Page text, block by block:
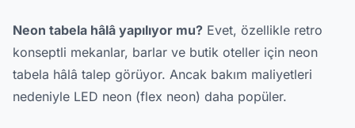
Neon tabela hâlâ yapılıyor mu? Evet, özellikle retro
konseptli mekanlar, barlar ve butik oteller için neon
tabela hâlâ talep görüyor. Ancak bakım maliyetleri
nedeniyle LED neon (flex neon) daha popüler.